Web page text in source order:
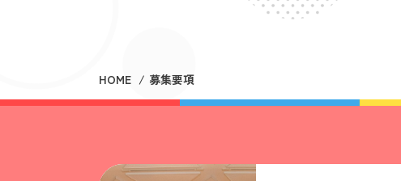
HOME 募集要項